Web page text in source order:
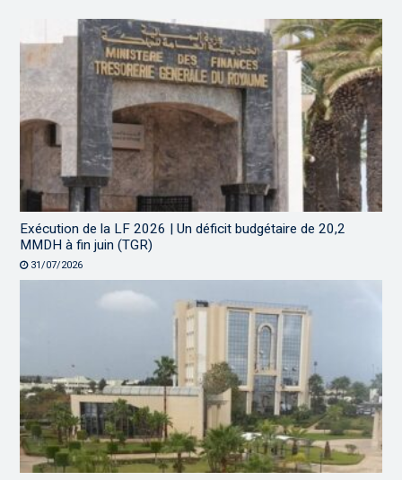
Exécution de la LF 2026 | Un déficit budgétaire de 20,2
MMDH à fin juin (TGR)
31/07/2026